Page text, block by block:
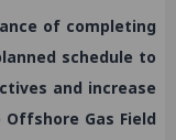
of completing
schedule to
and increase
Gas Field.